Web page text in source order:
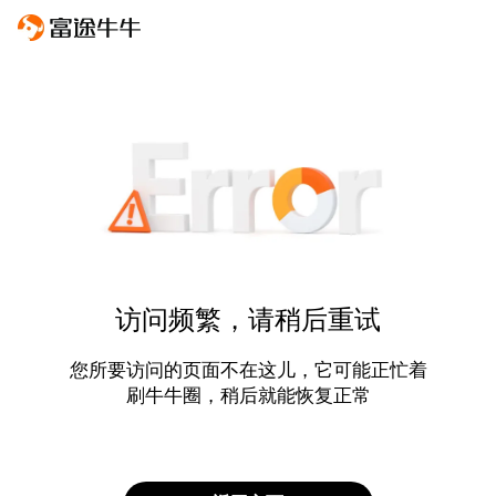
访问频繁，请稍后重试
您所要访问的页面不在这儿，它可能正忙着
刷牛牛圈，稍后就能恢复正常